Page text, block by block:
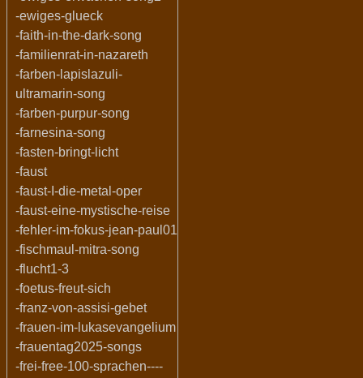
-ewiges-glueck
-faith-in-the-dark-song
-familienrat-in-nazareth
-farben-lapislazuli-
ultramarin-song
-farben-purpur-song
-farnesina-song
-fasten-bringt-licht
-faust
-faust-I-die-metal-oper
-faust-eine-mystische-reise
-fehler-im-fokus-jean-paul01
-fischmaul-mitra-song
-flucht1-3
-foetus-freut-sich
-franz-von-assisi-gebet
-frauen-im-lukasevangelium
-frauentag2025-songs
-frei-free-100-sprachen----